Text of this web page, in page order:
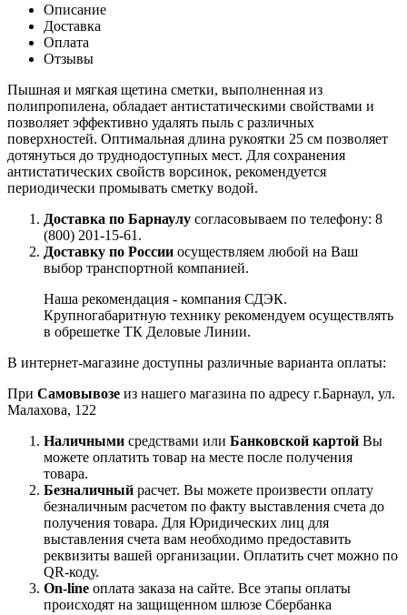
Описание
Доставка
Оплата
Отзывы
Пышная и мягкая щетина сметки, выполненная из
полипропилена, обладает антистатическими свойствами и
позволяет эффективно удалять пыль с различных
поверхностей. Оптимальная длина рукоятки 25 см позволяет
дотянуться до труднодоступных мест. Для сохранения
антистатических свойств ворсинок, рекомендуется
периодически промывать сметку водой.
Доставка по Барнаулу согласовываем по телефону: 8
(800) 201-15-61.
Доставку по России осуществляем любой на Ваш
выбор транспортной компанией.
Наша рекомендация - компания СДЭК.
Крупногабаритную технику рекомендуем осуществлять
в обрешетке ТК Деловые Линии.
В интернет-магазине доступны различные варианта оплаты:
При Самовывозе из нашего магазина по адресу г.Барнаул, ул.
Малахова, 122
Наличными средствами или Банковской картой Вы
можете оплатить товар на месте после получения
товара.
Безналичный расчет. Вы можете произвести оплату
безналичным расчетом по факту выставления счета до
получения товара. Для Юридических лиц для
выставления счета вам необходимо предоставить
реквизиты вашей организации. Оплатить счет можно по
QR-коду.
On-line оплата заказа на сайте. Все этапы оплаты
происходят на защищенном шлюзе Сбербанка